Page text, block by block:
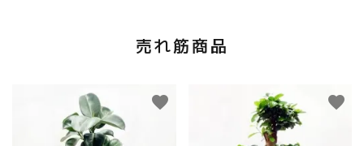
売れ筋商品
favorite favorite